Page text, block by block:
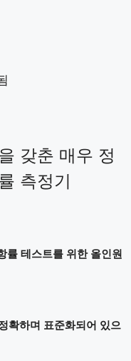
갖춘 매우 정
측정기
률 테스트를 위한 올인원
확하며 표준화되어 있으